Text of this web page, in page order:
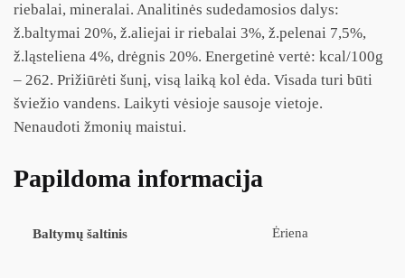
riebalai, mineralai. Analitinės sudedamosios dalys:
ž.baltymai 20%, ž.aliejai ir riebalai 3%, ž.pelenai 7,5%,
ž.ląsteliena 4%, drėgnis 20%. Energetinė vertė: kcal/100g
– 262. Prižiūrėti šunį, visą laiką kol ėda. Visada turi būti
šviežio vandens. Laikyti vėsioje sausoje vietoje.
Nenaudoti žmonių maistui.
Papildoma informacija
Baltymų šaltinis Ėriena